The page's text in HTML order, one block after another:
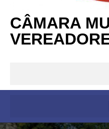
CÂMARA